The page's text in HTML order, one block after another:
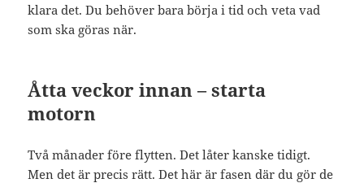
klara det. Du behöver bara börja i tid och veta vad
som ska göras när.
Åtta veckor innan – starta
motorn
Två månader före flytten. Det låter kanske tidigt.
Men det är precis rätt. Det här är fasen där du gör de